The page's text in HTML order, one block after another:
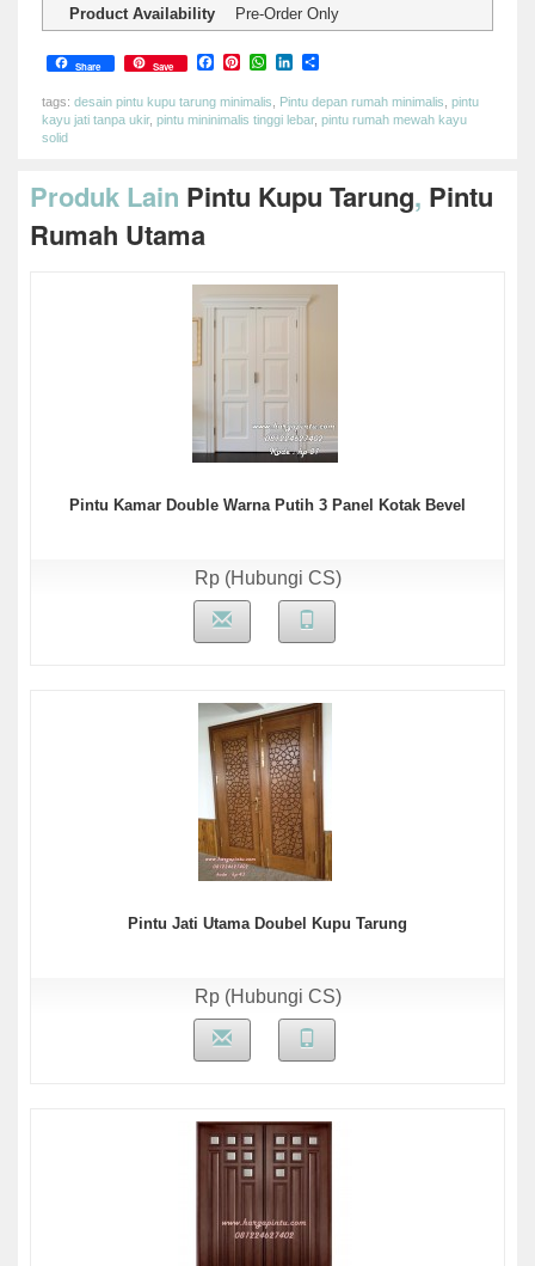
Product Availability
Pre-Order Only
Share Save Facebook
Pinterest
WhatsApp
LinkedIn
tags: desain pintu kupu tarung minimalis Pintu depan rumah minimalis pintu
kayu jati tanpa ukir, pintu mininimalis tinggi lebar, pintu rumah mewah kayu
solid
Produk Lain Pintu Kupu Tarung, Pintu
Rumah Utama
Pintu Kamar Double Warna Putih 3 Panel Kotak Bevel
Rp (Hubungi CS)
Pintu Jati Utama Doubel Kupu Tarung
Rp (Hubungi CS)